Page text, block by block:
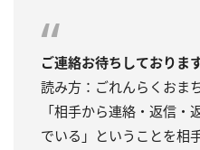
ご連絡お待ちしておりま
読み方：ごれんらくおま
「相手から連絡・返信
でいる」ということを相